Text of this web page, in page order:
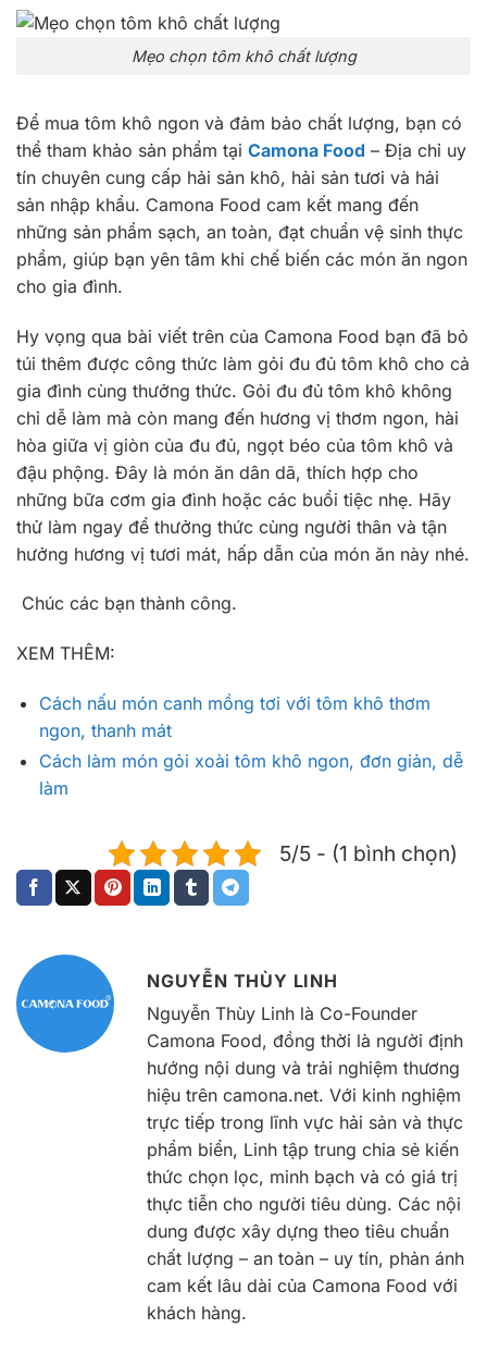
Mẹo chọn tôm khô chất lượng
Để mua tôm khô ngon và đảm bảo chất lượng, bạn có
thể tham khảo sản phẩm tại Camona Food – Địa chỉ uy
tín chuyên cung cấp hải sản khô, hải sản tươi và hải
sản nhập khẩu. Camona Food cam kết mang đến
những sản phẩm sạch, an toàn, đạt chuẩn vệ sinh thực
phẩm, giúp bạn yên tâm khi chế biến các món ăn ngon
cho gia đình.
Hy vọng qua bài viết trên của Camona Food bạn đã bỏ
túi thêm được công thức làm gỏi đu đủ tôm khô cho cả
gia đình cùng thưởng thức. Gỏi đu đủ tôm khô không
chỉ dễ làm mà còn mang đến hương vị thơm ngon, hài
hòa giữa vị giòn của đu đủ, ngọt béo của tôm khô và
đậu phộng. Đây là món ăn dân dã, thích hợp cho
những bữa cơm gia đình hoặc các buổi tiệc nhẹ. Hãy
thử làm ngay để thưởng thức cùng người thân và tận
hưởng hương vị tươi mát, hấp dẫn của món ăn này nhé.
Chúc các bạn thành công.
XEM THÊM:
Cách nấu món canh mồng tơi với tôm khô thơm
ngon, thanh mát
Cách làm món gỏi xoài tôm khô ngon, đơn giản, dễ
làm
5/5 - (1 bình chọn)
NGUYỄN THÙY LINH
Nguyễn Thùy Linh là Co-Founder
Camona Food, đồng thời là người định
hướng nội dung và trải nghiệm thương
hiệu trên camona.net. Với kinh nghiệm
trực tiếp trong lĩnh vực hải sản và thực
phẩm biển, Linh tập trung chia sẻ kiến
thức chọn lọc, minh bạch và có giá trị
thực tiễn cho người tiêu dùng. Các nội
dung được xây dựng theo tiêu chuẩn
chất lượng – an toàn – uy tín, phản ánh
cam kết lâu dài của Camona Food với
khách hàng.